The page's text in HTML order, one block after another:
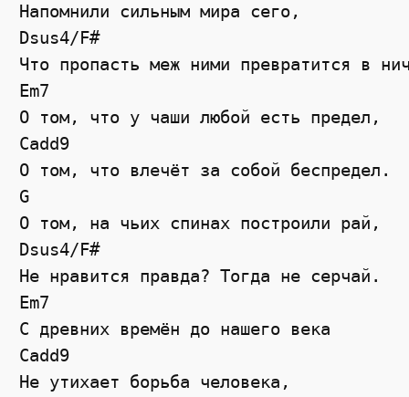
Напомнили сильным мира сего,
Dsus4/F#
Что пропасть меж ними превратится в
Em7
О том, что у чаши любой есть предел,
Cadd9
О том, что влечёт за собой беспредел.
G
О том, на чьих спинах построили рай,
Dsus4/F#
Не нравится правда? Тогда не серчай.
Em7
С древних времён до нашего века
Cadd9
Не утихает борьба человека,